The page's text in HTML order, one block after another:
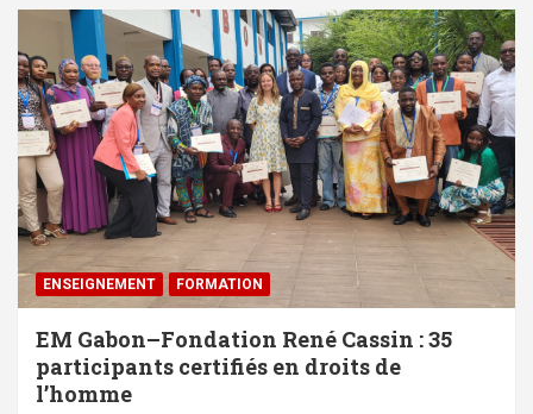
ENSEIGNEMENT FORMATION
EM Gabon–Fondation René Cassin : 35
participants certifiés en droits de
l’homme